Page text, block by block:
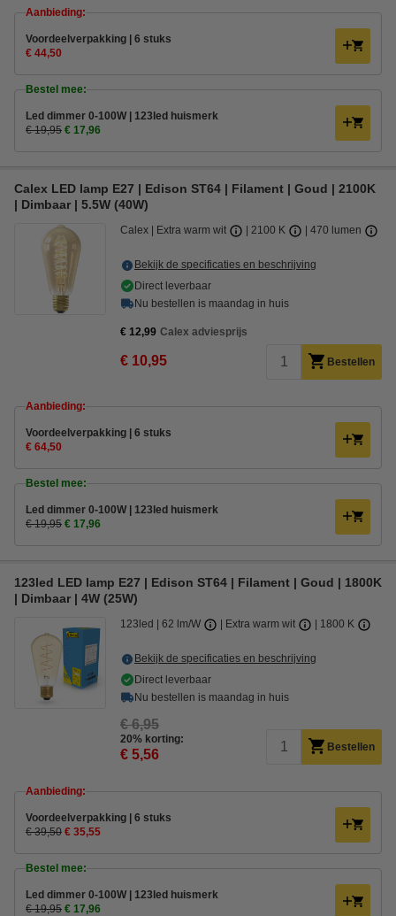
Aanbieding:
Voordeelverpakking | 6 stuks
€ 44,50
Bestel mee:
Led dimmer 0-100W | 123led huismerk
€ 19,95 € 17,96
Calex LED lamp E27 | Edison ST64 | Filament | Goud | 2100K
| Dimbaar | 5.5W (40W)
Calex Extra warm wit 2100 K 470 lumen
Bekijk de specificaties en beschrijving
Direct leverbaar
Nu bestellen is maandag in huis
€ 12,99 Calex adviesprijs
€ 10,95 Bestellen
Aanbieding:
Voordeelverpakking | 6 stuks
€ 64,50
Bestel mee:
Led dimmer 0-100W | 123led huismerk
€ 19,95 € 17,96
123led LED lamp E27 | Edison ST64 | Filament | Goud | 1800K
| Dimbaar | 4W (25W)
123led 62 lm/W Extra warm wit 1800 K
Bekijk de specificaties en beschrijving
Direct leverbaar
Nu bestellen is maandag in huis
€ 6,95
20% korting:
€ 5,56 Bestellen
Aanbieding:
Voordeelverpakking | 6 stuks
€ 39,50 € 35,55
Bestel mee:
Led dimmer 0-100W | 123led huismerk
€ 19,95 € 17,96